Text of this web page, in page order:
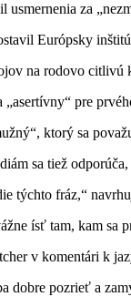
usmernenia za
Európsky
na rodovo citlivú
pre
ktorý sa
sa tiež
týchto fráz,“
ísť tam, kam sa
v komentári k
dobre pozrieť a